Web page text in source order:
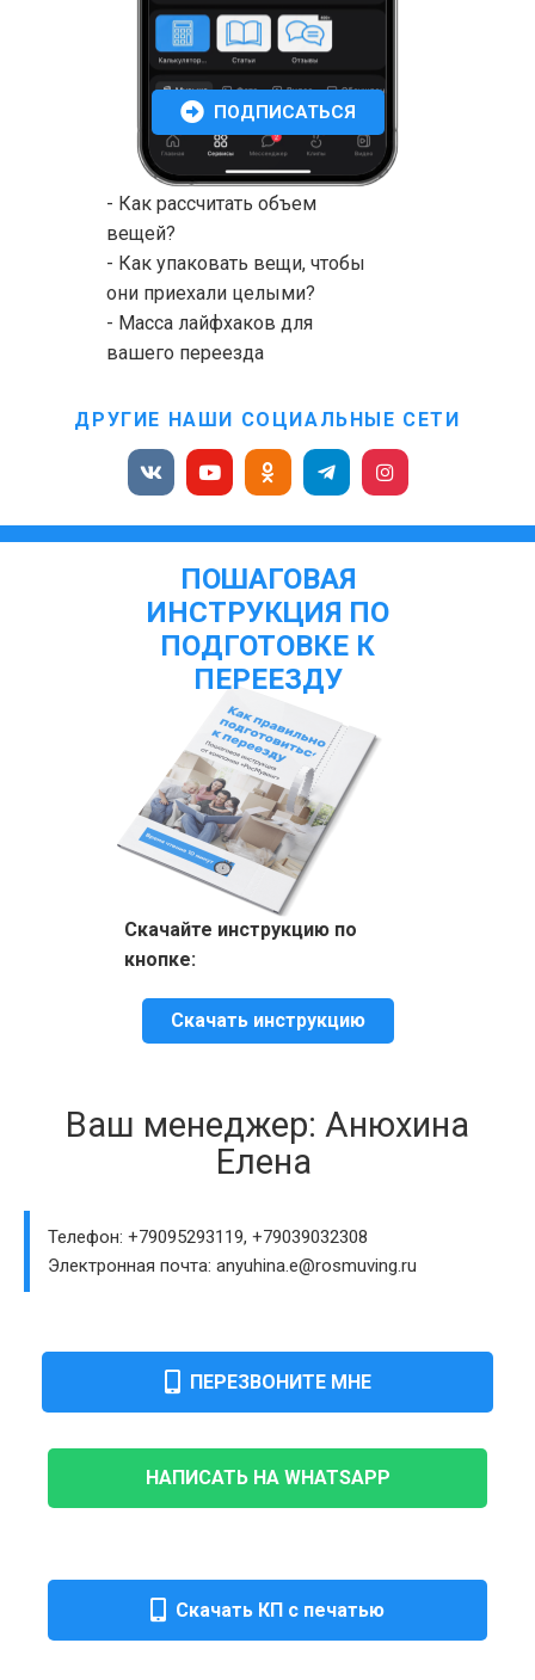
- Как рассчитать объем
вещей?
- Как упаковать вещи, чтобы
они приехали целыми?
- Масса лайфхаков для
вашего переезда
ПОДПИСАТЬСЯ
ДРУГИЕ НАШИ СОЦИАЛЬНЫЕ СЕТИ
ПОШАГОВАЯ
ИНСТРУКЦИЯ ПО
ПОДГОТОВКЕ К
ПЕРЕЕЗДУ
Скачайте инструкцию по
кнопке:
Скачать инструкцию
Ваш менеджер: Анюхина
Елена
Телефон: +79095293119, +79039032308
Электронная почта: anyuhina.e@rosmuving.ru
ПЕРЕЗВОНИТЕ МНЕ
НАПИСАТЬ НА WHATSAPP
Скачать КП с печатью